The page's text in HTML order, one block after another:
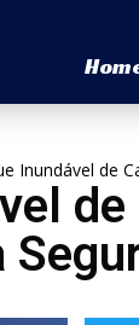
Inundável de